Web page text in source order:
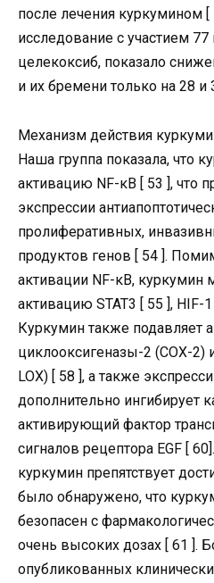
после лечения куркумином [
исследование с участием
целекоксиб, показало
и их бремени только на 28 и
Механизм действия
Наша группа показала, что
активацию NF-κB [ 53 ], что
экспрессии
пролиферативных,
продуктов генов [ 54 ].
активации NF-κB, куркумин
активацию STAT3 [ 55 ], HIF-
Куркумин также подавляет
циклооксигеназы-2 (COX-2)
LOX) [ 58 ], а также
дополнительно ингибирует
активирующий фактор
сигналов рецептора EGF [
куркумин препятствует
было обнаружено, что
безопасен с
очень высоких дозах [ 61 ].
опубликованных